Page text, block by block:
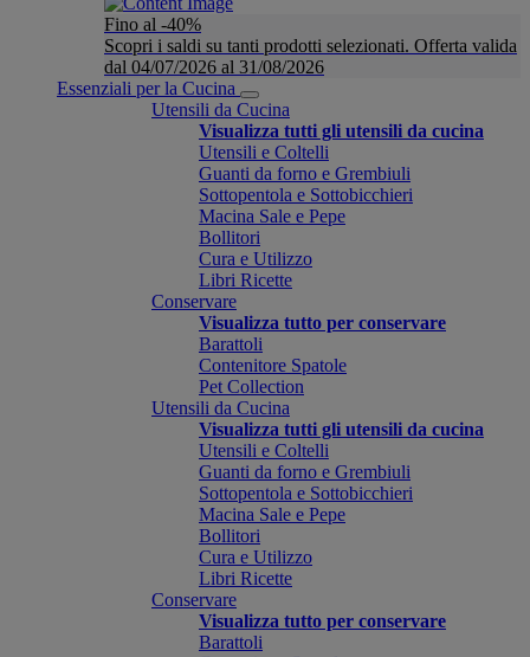
Fino al -40%
Scopri i saldi su tanti prodotti selezionati. Offerta valida
dal 04/07/2026 al 31/08/2026
Essenziali per la Cucina
Utensili da Cucina
Visualizza tutti gli utensili da cucina
Utensili e Coltelli
Guanti da forno e Grembiuli
Sottopentola e Sottobicchieri
Macina Sale e Pepe
Bollitori
Cura e Utilizzo
Libri Ricette
Conservare
Visualizza tutto per conservare
Barattoli
Contenitore Spatole
Pet Collection
Utensili da Cucina
Visualizza tutti gli utensili da cucina
Utensili e Coltelli
Guanti da forno e Grembiuli
Sottopentola e Sottobicchieri
Macina Sale e Pepe
Bollitori
Cura e Utilizzo
Libri Ricette
Conservare
Visualizza tutto per conservare
Barattoli